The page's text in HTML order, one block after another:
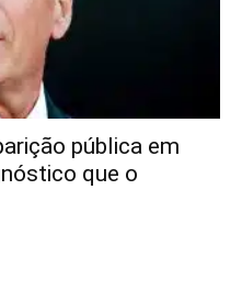
pública em
que o